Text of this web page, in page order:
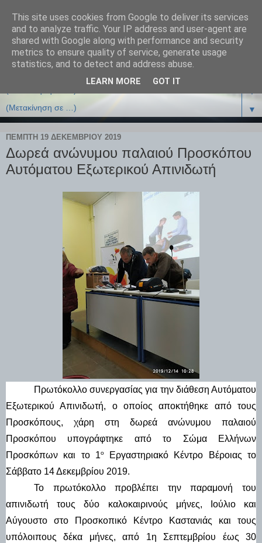
▼
▼
ΠΈΜΠΤΗ 19 ΔΕΚΕΜΒΡΊΟΥ 2019
Δωρεά ανώνυμου παλαιού Προσκόπου
Αυτόματου Εξωτερικού Απινιδωτή
Πρωτόκολλο συνεργασίας για την διάθεση Αυτόματου
Εξωτερικού Απινιδωτή, ο οποίος αποκτήθηκε από τους
Προσκόπους, χάρη στη δωρεά ανώνυμου παλαιού
Προσκόπου υπογράφτηκε από το Σώμα Ελλήνων
Προσκόπων και το 1ο Εργαστηριακό Κέντρο Βέροιας το
Σάββατο 14 Δεκεμβρίου 2019.
Το πρωτόκολλο προβλέπει την παραμονή του
απινιδωτή τους δύο καλοκαιρινούς μήνες, Ιούλιο και
Αύγουστο στο Προσκοπικό Κέντρο Καστανιάς και τους
υπόλοιπους δέκα μήνες, από 1η Σεπτεμβρίου έως 30
This site uses cookies from Google to deliver its services
and to analyze traffic. Your IP address and user-agent are
shared with Google along with performance and security
metrics to ensure quality of service, generate usage
statistics, and to detect and address abuse.
LEARN MORE GOT IT